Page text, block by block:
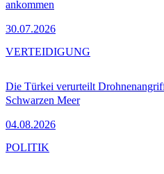
ankommen
30.07.2026
Die Türkei verurteilt
Schwarzen Meer
04.08.2026
VERTEIDIGUNG
POLITIK